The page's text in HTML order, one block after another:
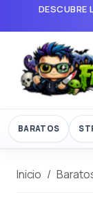
DESCUBRE
BARATOS
Inicio